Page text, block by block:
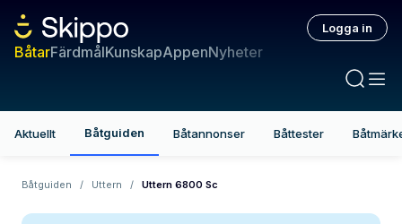
BåtarFärdmålKunskapAppenNyheter
Logga in
Aktuellt Båtguiden Båtannonser Båttester
Båtguiden / Uttern / Uttern 6800 Sc